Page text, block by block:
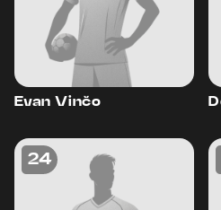
Evan Vinčo
24